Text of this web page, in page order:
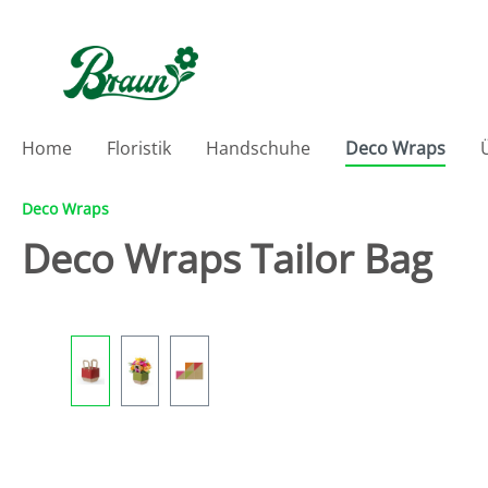
Home Floristik Handschuhe Deco Wraps
Deco Wraps
Deco Wraps Tailor Bag